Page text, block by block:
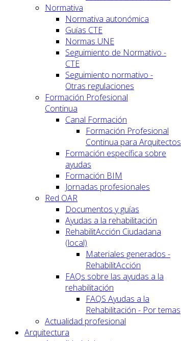
Normativa
Normativa autonómica
Guías CTE
Normas UNE
Seguimiento de Normativo -
CTE
Seguimiento normativo -
Otras regulaciones
Formación Profesional
Continua
Canal Formación
Formación Profesional
Continua para Arquitectos
Formación específica sobre
ayudas
Formación BIM
Jornadas profesionales
Red OAR
Documentos y guías
Ayudas a la rehabilitación
RehabilitAcción Ciudadana
(local)
Materiales generados -
RehabilitAcción
FAQs sobre las ayudas a la
rehabilitación
FAQS Ayudas a la
Rehabilitación - Por temas
Actualidad profesional
Arquitectura